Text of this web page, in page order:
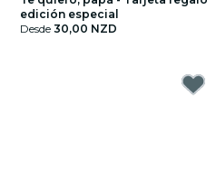
edición especial
Desde 30,00 NZD